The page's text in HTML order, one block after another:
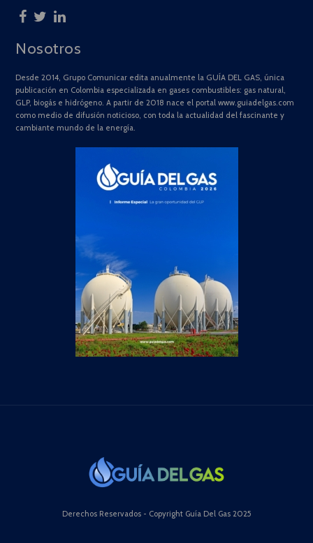
Nosotros
Desde 2014, Grupo Comunicar edita anualmente la GUÍA DEL GAS, única
publicación en Colombia especializada en gases combustibles: gas natural,
GLP, biogás e hidrógeno. A partir de 2018 nace el portal www.guiadelgas.com
como medio de difusión noticioso, con toda la actualidad del fascinante y
cambiante mundo de la energía.
Derechos Reservados - Copyright Guía Del Gas 2025